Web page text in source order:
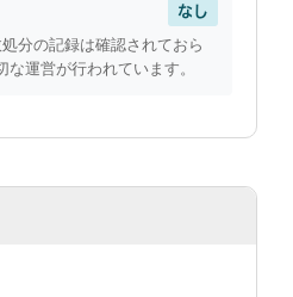
なし
分の記録は確認されておら
運営が行われています。